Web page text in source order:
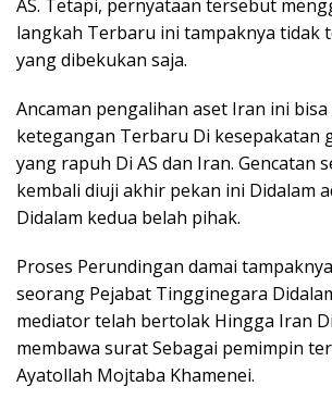
AS. Tetapi, pernyataan tersebut
langkah Terbaru ini tampaknya tidak
yang dibekukan saja.
Ancaman pengalihan aset Iran ini bisa
ketegangan Terbaru Di kesepakatan
yang rapuh Di AS dan Iran. Gencatan
kembali diuji akhir pekan ini Didalam
Didalam kedua belah pihak.
Proses Perundingan damai
seorang Pejabat Tingginegara
mediator telah bertolak Hingga Iran
membawa surat Sebagai pemimpin
Ayatollah Mojtaba Khamenei.